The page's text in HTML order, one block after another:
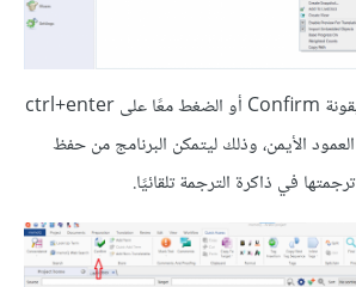
من المهم الضغط على أيقونة Confirm أو الضغط معًا على ctrl+enter
الأيمن، وذلك ليتمكن البرنامج من حفظ
في ذاكرة الترجمة تلقائيًا.